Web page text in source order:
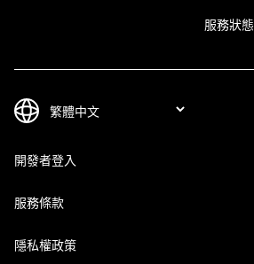
服務狀態
開發者登入
服務條款
隱私權政策